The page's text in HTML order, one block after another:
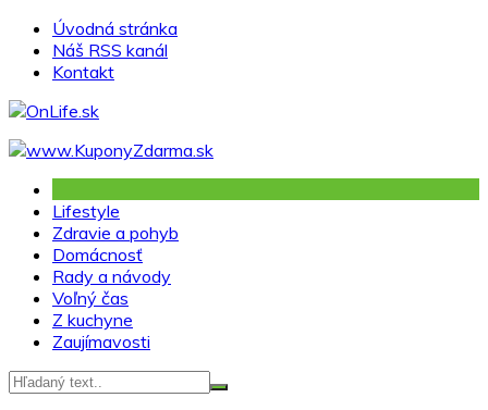
Skip
content
Úvodná stránka
Náš RSS kanál
Kontakt
Lifestyle
Zdravie a pohyb
Domácnosť
Rady a návody
Voľný čas
Z kuchyne
Zaujímavosti